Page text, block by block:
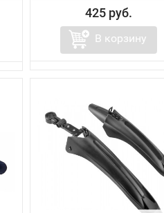
425 руб.
В корзину